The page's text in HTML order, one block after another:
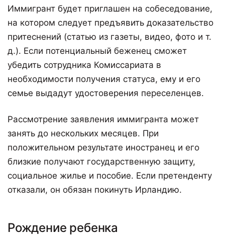
Иммигрант будет приглашен на собеседование,
на котором следует предъявить доказательство
притеснений (статью из газеты, видео, фото и т.
д.). Если потенциальный беженец сможет
убедить сотрудника Комиссариата в
необходимости получения статуса, ему и его
семье выдадут удостоверения переселенцев.
Рассмотрение заявления иммигранта может
занять до нескольких месяцев. При
положительном результате иностранец и его
близкие получают государственную защиту,
социальное жилье и пособие. Если претенденту
отказали, он обязан покинуть Ирландию.
Рождение ребенка